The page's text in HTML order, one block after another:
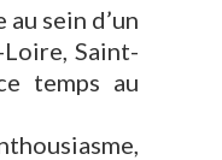
sein d’un
Saint-
temps au